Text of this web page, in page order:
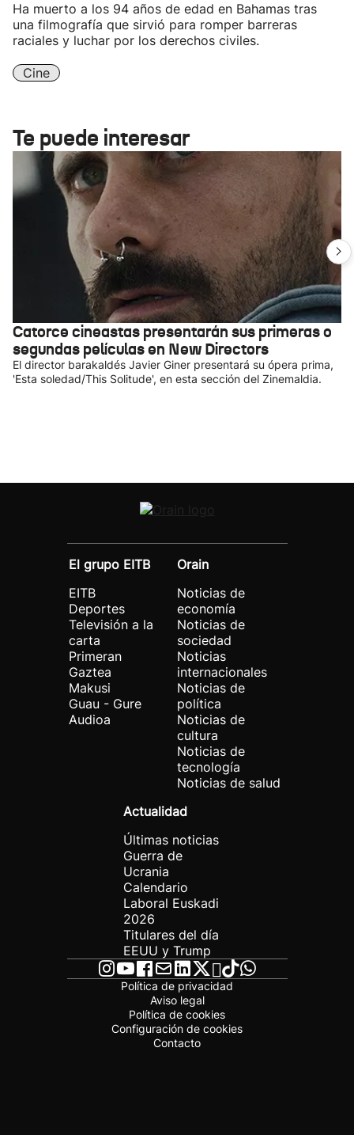
Ha muerto a los 94 años de edad en Bahamas tras
una filmografía que sirvió para romper barreras
raciales y luchar por los derechos civiles.
Cine
Te puede interesar
Catorce cineastas presentarán sus primeras o
segundas películas en New Directors
El director barakaldés Javier Giner presentará su ópera prima,
'Esta soledad/This Solitude', en esta sección del Zinemaldia.
El grupo EITB
EITB
Deportes
Televisión a la
carta
Primeran
Gaztea
Makusi
Guau - Gure
Audioa
Orain
Noticias de
economía
Noticias de
sociedad
Noticias
internacionales
Noticias de
política
Noticias de
cultura
Noticias de
tecnología
Noticias de salud
Actualidad
Últimas noticias
Guerra de
Ucrania
Calendario
Laboral Euskadi
2026
Titulares del día
EEUU y Trump
Política de privacidad
Aviso legal
Política de cookies
Configuración de cookies
Contacto